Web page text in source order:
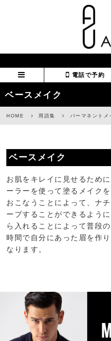
電話で予約
ベースメイク
HOME 用語集 パーマネントメ
ベースメイク
お肌をキレイに見せるため
ーラーを使って塗るメイク
おこなうことによって、ナ
ープすることができるよう
ら入れることによって普段
時間で自分にあった眉を作
なります。